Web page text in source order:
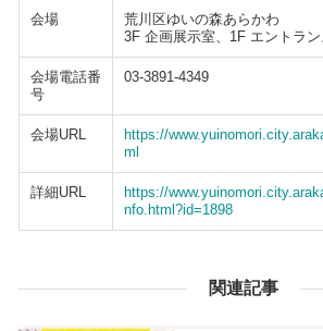
会場
荒川区ゆいの森あらかわ
3F 企画展示室、1F エントラ
会場電話番
号
03-3891-4349
会場URL
https://
ml
詳細URL
https://
nfo.html?id=1898
関連記事